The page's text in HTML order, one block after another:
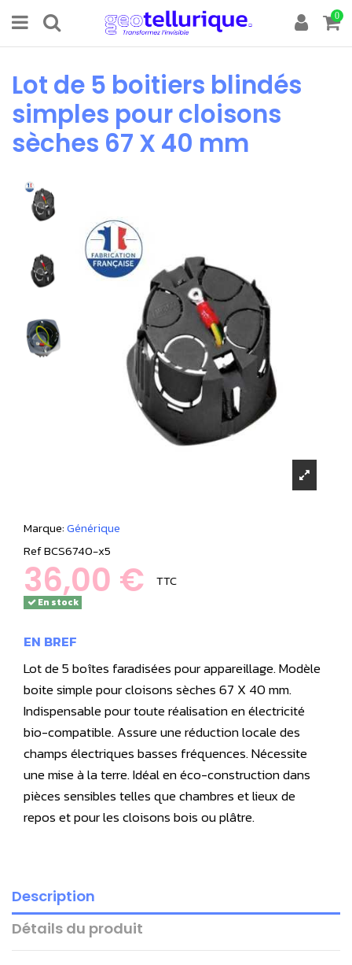
0
Lot de 5 boitiers blindés
simples pour cloisons
sèches 67 X 40 mm
Marque:Générique
RefBCS6740-x5
36,00 € TTC
En stock
EN BREF
Lot de 5boîtes faradiséespour appareillage. Modèle
boite simple pour cloisons sèches 67 X 40 mm.
Indispensable pour toute réalisation en électricité
bio-compatible. Assure une réduction locale des
champs électriques basses fréquences. Nécessite
une mise à la terre.Idéal enéco-constructiondans
pièces sensibles telles que chambres et lieux de
repos et pour les cloisons bois ou plâtre.
Description
Détails du produit